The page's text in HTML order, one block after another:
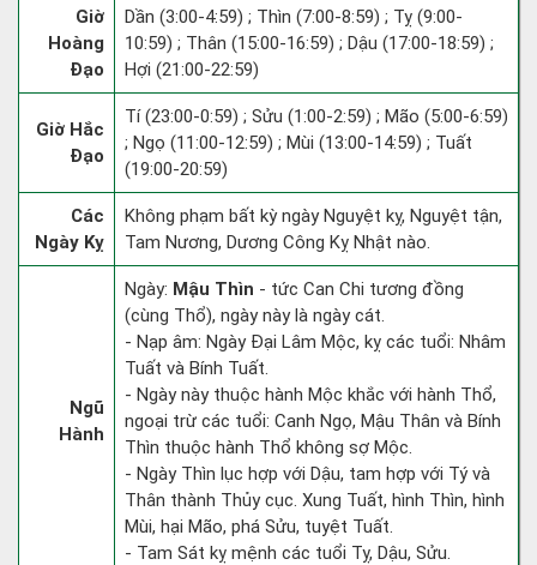
Giờ
Hoàng
Đạo
Dần (3:00-4:59) ; Thìn (7:00-8:59) ; Tỵ (9:00-
10:59) ; Thân (15:00-16:59) ; Dậu (17:00-18:59) ;
Hợi (21:00-22:59)
Giờ Hắc
Đạo
Tí (23:00-0:59) ; Sửu (1:00-2:59) ; Mão (5:00-6:59)
; Ngọ (11:00-12:59) ; Mùi (13:00-14:59) ; Tuất
(19:00-20:59)
Các
Ngày Kỵ
Không phạm bất kỳ ngày Nguyệt kỵ, Nguyệt tận,
Tam Nương, Dương Công Kỵ Nhật nào.
Ngũ
Hành
Ngày: Mậu Thìn - tức Can Chi tương đồng
(cùng Thổ), ngày này là ngày cát.
- Nạp âm: Ngày Đại Lâm Mộc, kỵ các tuổi: Nhâm
Tuất và Bính Tuất.
- Ngày này thuộc hành Mộc khắc với hành Thổ,
ngoại trừ các tuổi: Canh Ngọ, Mậu Thân và Bính
Thìn thuộc hành Thổ không sợ Mộc.
- Ngày Thìn lục hợp với Dậu, tam hợp với Tý và
Thân thành Thủy cục. Xung Tuất, hình Thìn, hình
Mùi, hại Mão, phá Sửu, tuyệt Tuất.
- Tam Sát kỵ mệnh các tuổi Tỵ, Dậu, Sửu.